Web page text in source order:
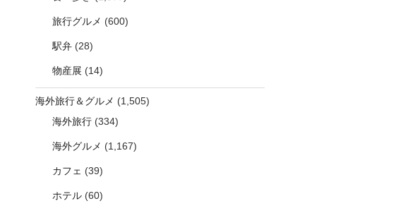
旅行グルメ (600)
駅弁(28)
物産展 (14)
海外旅行＆グルメ (1,505)
海外旅行(334)
海外グルメ (1,167)
カフェ (39)
ホテル(60)